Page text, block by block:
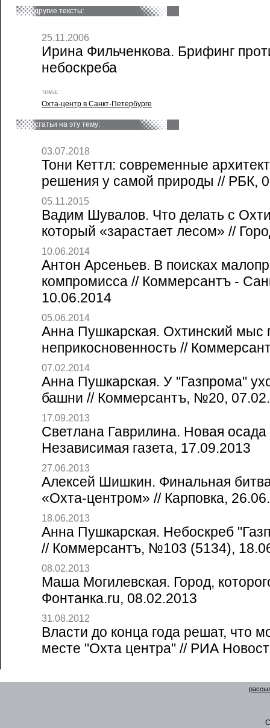
другие тексты:
25.11.2006
Ирина Фильченкова. Брифинг
небоскреба
тема:
Охта-центр в Санкт-Петербурге
статьи на эту тему:
03.07.2018
Тони Кеттл: современные
решения у самой природы // РБК,
05.11.2015
Вадим Шувалов. Что делать с
который «зарастает лесом» //
10.06.2014
Антон Арсеньев. В поисках
компромисса // Коммерсантъ -
10.06.2014
05.06.2014
Анна Пушкарская. Охтинский мыс
неприкосновенность //
07.02.2014
Анна Пушкарская. У "Газпрома"
башни // Коммерсантъ, №20,
17.09.2013
Светлана Гаврилина. Новая
Независимая газета, 17.09.2013
27.06.2013
Алексей Шишкин. Финальная
«Охта-центром» // Карповка,
18.06.2013
Анна Пушкарская. Небоскреб
// Коммерсантъ, №103 (5134),
08.02.2013
Маша Могилевская. Город,
Фонтанка.ru, 08.02.2013
31.08.2012
Власти до конца года решат, что
месте "Охта центра" // РИА